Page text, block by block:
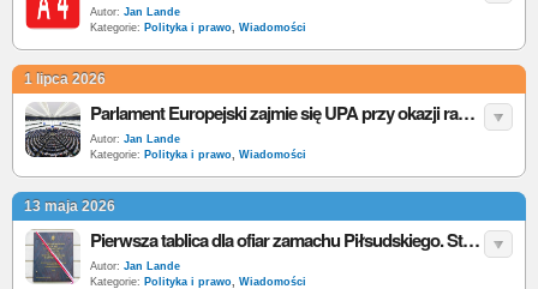
Autor: Jan Lande
Kategorie: Polityka i prawo, Wiadomości
1 lipca 2026
Parlament Europejski zajmie się UPA przy okazji raportu o Ukrainie. Polskie poprawki po decyzji Zełenskiego
Autor: Jan Lande
Kategorie: Polityka i prawo, Wiadomości
13 maja 2026
Pierwsza tablica dla ofiar zamachu Piłsudskiego. Sto lat czekania na monument pamięci
Autor: Jan Lande
Kategorie: Polityka i prawo, Wiadomości